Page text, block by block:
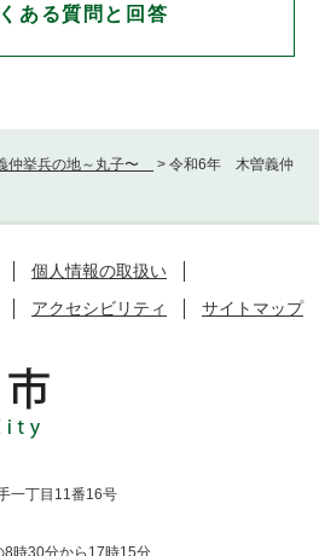
仲挙兵の地～丸子〜 > 令和6年 木曽義仲
ある質問と回答
個人情報の取扱い
アクセシビリティ サイトマップ
一丁目11番16号